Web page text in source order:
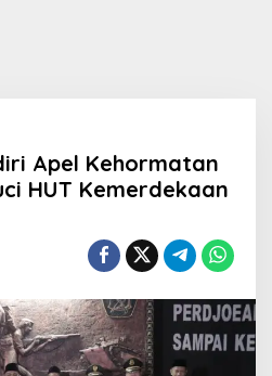
Apel Kehormatan
HUT Kemerdekaan